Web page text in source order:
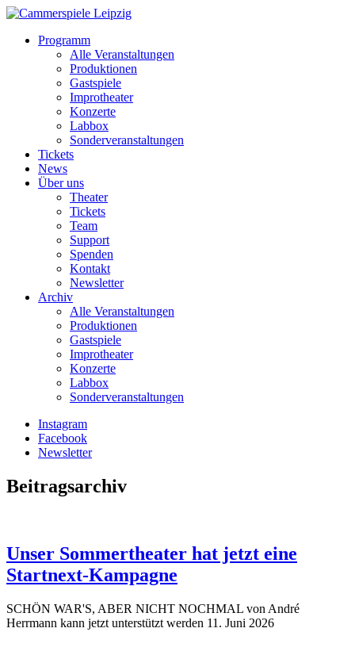
Programm
Alle Veranstaltungen
Produktionen
Gastspiele
Improtheater
Konzerte
Labbox
Sonderveranstaltungen
Tickets
News
Über uns
Theater
Tickets
Team
Support
Spenden
Kontakt
Newsletter
Archiv
Alle Veranstaltungen
Produktionen
Gastspiele
Improtheater
Konzerte
Labbox
Sonderveranstaltungen
Instagram
Facebook
Newsletter
Beitragsarchiv
Unser Sommertheater hat jetzt eine
Startnext-Kampagne
SCHÖN WAR'S, ABER NICHT NOCHMAL von André
Herrmann kann jetzt unterstützt werden 11. Juni 2026